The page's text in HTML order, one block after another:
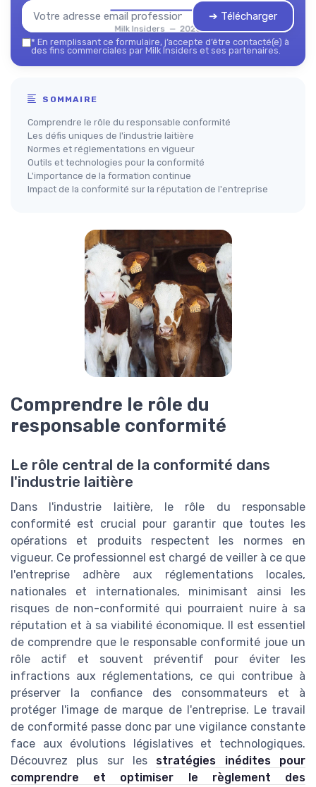
Milk Insiders — 2026
➔ Télécharger
* En remplissant ce formulaire, j’accepte d’être contacté(e) à
des fins commerciales par Milk Insiders et ses partenaires.
SOMMAIRE
Comprendre le rôle du responsable conformité
Les défis uniques de l'industrie laitière
Normes et réglementations en vigueur
Outils et technologies pour la conformité
L'importance de la formation continue
Impact de la conformité sur la réputation de l'entreprise
Comprendre le rôle du
responsable conformité
Le rôle central de la conformité dans
l'industrie laitière
Dans l'industrie laitière, le rôle du responsable
conformité est crucial pour garantir que toutes les
opérations et produits respectent les normes en
vigueur. Ce professionnel est chargé de veiller à ce que
l'entreprise adhère aux réglementations locales,
nationales et internationales, minimisant ainsi les
risques de non-conformité qui pourraient nuire à sa
réputation et à sa viabilité économique. Il est essentiel
de comprendre que le responsable conformité joue un
rôle actif et souvent préventif pour éviter les
infractions aux réglementations, ce qui contribue à
préserver la confiance des consommateurs et à
protéger l'image de marque de l'entreprise. Le travail
de conformité passe donc par une vigilance constante
face aux évolutions législatives et technologiques.
Découvrez plus sur les stratégies inédites pour
comprendre et optimiser le règlement des